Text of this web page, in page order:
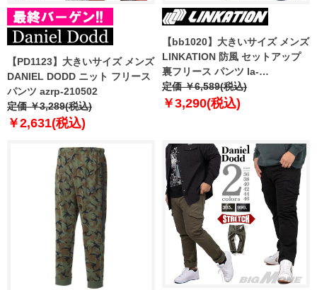
【PD1123】大きいサイズ メンズ
DANIEL DODD ニット フリース
パンツ azrp-210502
定価 ￥3,289(税込)
￥2,631(税込)
【bb1020】大きいサイズ メンズ
LINKATION 防風 セットアップ
裏フリース パンツ la-
swp210401
定価 ￥6,589(税込)
￥3,290(税込)